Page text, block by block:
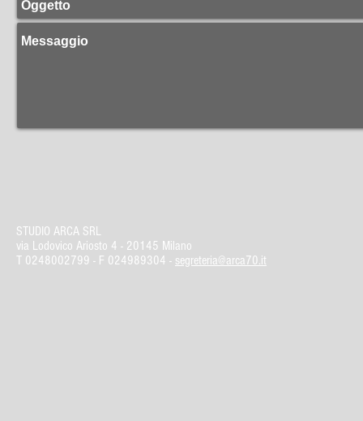
STUDIO ARCA SRL
via Lodovico Ariosto 4 - 20145 Milano
T 0248002799 - F 024989304 - segreteria@arca70.it